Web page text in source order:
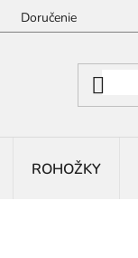
Doručenie
ROHOŽKY